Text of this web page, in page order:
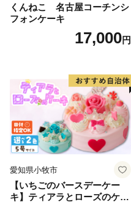
くんねこ 名古屋コーチンシ
フォンケーキ
17,000円
愛知県小牧市
【いちごのバースデーケー
キ】ティアラとローズのケー